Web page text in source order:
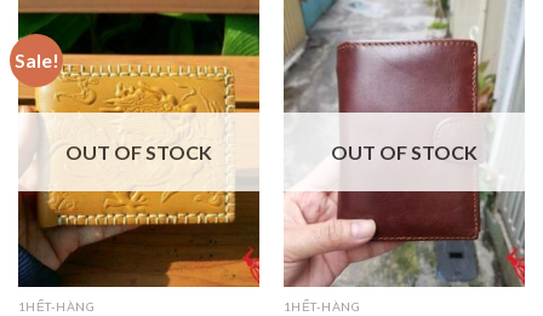
Sale!
OUT OF STOCK
1HẾT-HÀNG
OUT OF STOCK
1HẾT-HÀNG